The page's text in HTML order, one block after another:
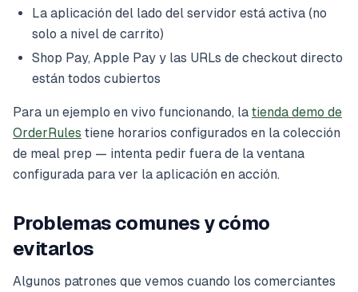
La aplicación del lado del servidor está activa (no
solo a nivel de carrito)
Shop Pay, Apple Pay y las URLs de checkout directo
están todos cubiertos
Para un ejemplo en vivo funcionando, la tienda demo de
OrderRules tiene horarios configurados en la colección
de meal prep — intenta pedir fuera de la ventana
configurada para ver la aplicación en acción.
Problemas comunes y cómo
evitarlos
Algunos patrones que vemos cuando los comerciantes